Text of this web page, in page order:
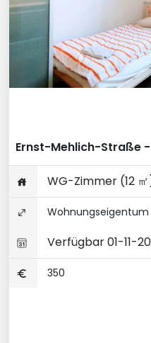
Ernst-Mehlich-Straße
WG-Zimmer (12
Wohnungseigentum
Verfügbar 01-11-
350